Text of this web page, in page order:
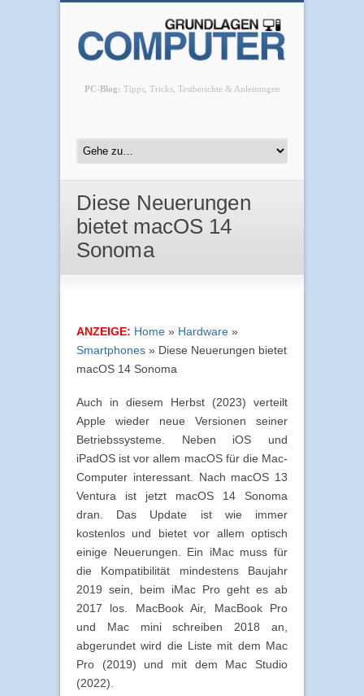
PC-Blog: Tipps, Tricks, Testberichte & Anleitungen
Diese Neuerungen
bietet macOS 14
Sonoma
ANZEIGE: Home » Hardware »
Smartphones » Diese Neuerungen bietet
macOS 14 Sonoma
Auch in diesem Herbst (2023) verteilt
Apple wieder neue Versionen seiner
Betriebssysteme. Neben iOS und
iPadOS ist vor allem macOS für die Mac-
Computer interessant. Nach macOS 13
Ventura ist jetzt macOS 14 Sonoma
dran. Das Update ist wie immer
kostenlos und bietet vor allem optisch
einige Neuerungen. Ein iMac muss für
die Kompatibilität mindestens Baujahr
2019 sein, beim iMac Pro geht es ab
2017 los. MacBook Air, MacBook Pro
und Mac mini schreiben 2018 an,
abgerundet wird die Liste mit dem Mac
Pro (2019) und mit dem Mac Studio
(2022).